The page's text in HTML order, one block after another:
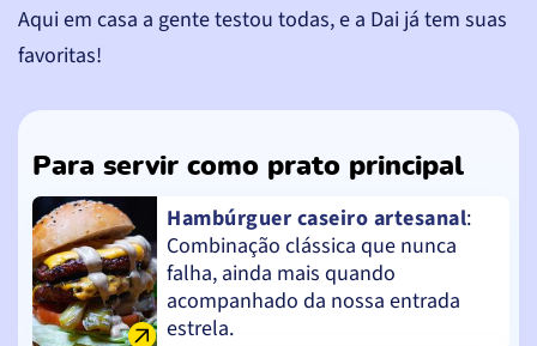
Aqui em casa a gente testou todas, e a Dai já tem suas
favoritas!
Para servir como prato principal
Hambúrguer caseiro artesanal:
Combinação clássica que nunca
falha, ainda mais quando
acompanhado da nossa entrada
estrela.